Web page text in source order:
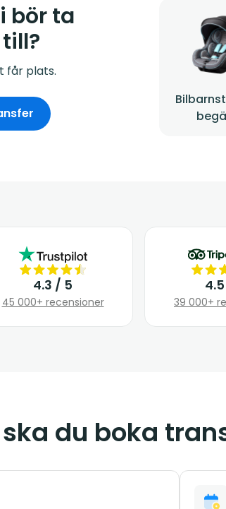
bör ta
får plats.
4.3 / 5
45 000+ recensioner 39 000+
du boka